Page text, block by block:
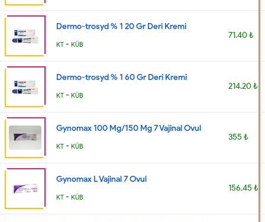
Dermo-trosyd % 1 20 Gr Deri Kremi
KT - KÜB
71.40 ₺
Dermo-trosyd % 1 60 Gr Deri Kremi
KT - KÜB
214.20 ₺
Gynomax 100 Mg/150 Mg 7 Vajinal Ovul
KT - KÜB
355 ₺
Gynomax L Vajinal 7 Ovul
KT - KÜB
156.45 ₺